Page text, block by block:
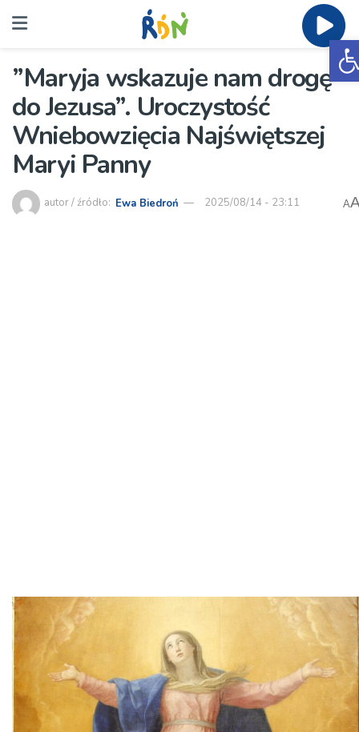
”Maryja wskazuje nam drogę
do Jezusa”. Uroczystość
Wniebowzięcia Najświętszej
Maryi Panny
autor / źródło: Ewa Biedroń 2025/08/14 - 23:11 A